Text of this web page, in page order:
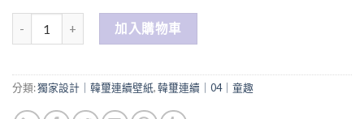
加入購物車
分類:獨家設計｜韓璽連續壁紙,韓璽連續｜04｜童趣